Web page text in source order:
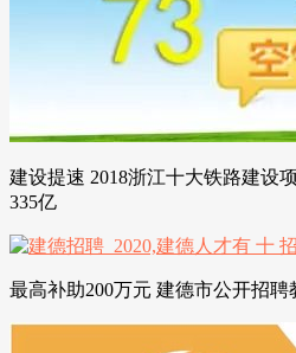
建设提速 2018浙江十大铁路建设
335亿
最高补助200万元 建德市公开招聘